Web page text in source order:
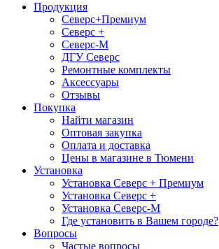
Продукция
Северс+Премиум
Северс +
Северс-М
ДГУ Северс
Ремонтные комплекты
Аксессуары
Отзывы
Покупка
Найти магазин
Оптовая закупка
Оплата и доставка
Цены в магазине в Тюмени
Установка
Установка Северс + Премиум
Установка Северс +
Установка Северс-М
Где установить в Вашем городе?
Вопросы
Частые вопросы